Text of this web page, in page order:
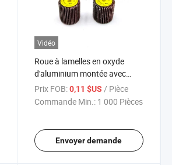
Vidéo
Roue à lamelles en oxyde
d'aluminium montée avec
3mm tige
Prix FOB: 0,11 $US / Pièce
Commande Min.: 1 000 Pièces
Envoyer demande